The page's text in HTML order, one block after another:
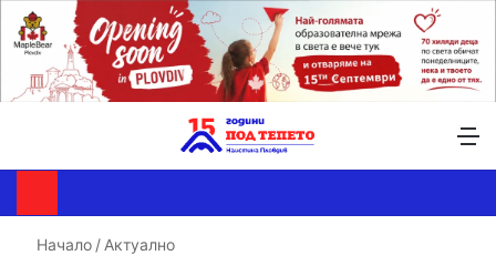
Начало / Актуално